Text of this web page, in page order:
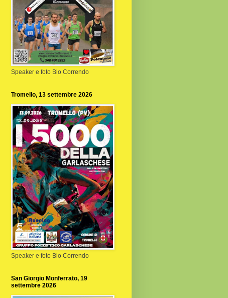
Speaker e foto Bio Correndo
Tromello, 13 settembre 2026
Speaker e foto Bio Correndo
San Giorgio Monferrato, 19
settembre 2026